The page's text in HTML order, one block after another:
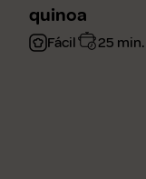
quinoa
Fácil 25 min.